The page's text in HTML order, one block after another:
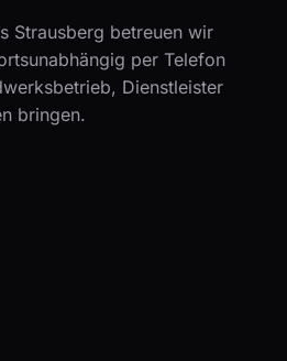
Strausberg betreuen wir
per Telefon
Dienstleister
bringen.